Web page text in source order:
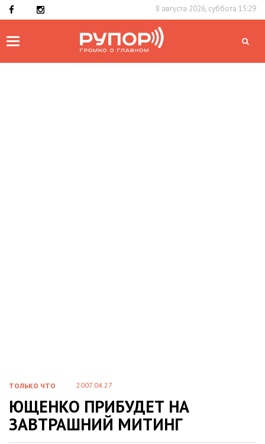
8 августа 2026, суббота 15:29
Toggle
ТОЛЬКО ЧТО 2007.04.27
ЮЩЕНКО ПРИБУДЕТ НА
ЗАВТРАШНИЙ МИТИНГ